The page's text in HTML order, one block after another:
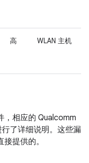
高 WLAN 主机
，相应的 Qualcomm
了详细说明。这些漏
提供的。